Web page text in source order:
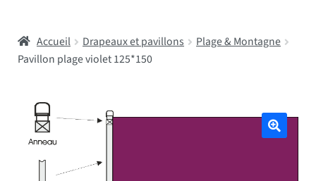
Écoles
Mâts
Accueil Drapeaux et pavillons
Plage & Montagne
Pavillon plage violet 125*150